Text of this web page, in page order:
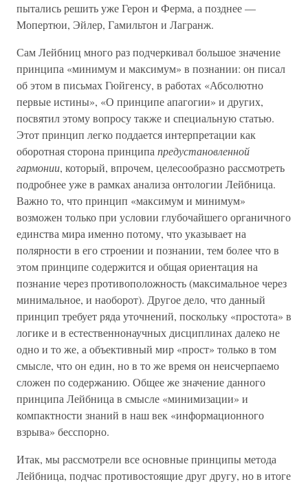
пытались решить уже Герон и Ферма, а позднее —
Мопертюи, Эйлер, Гамильтон и Лагранж.
Сам Лейбниц много раз подчеркивал большое значение
принципа «минимум и максимум» в познании: он писал
об этом в письмах Гюйгенсу, в работах «Абсолютно
первые истины», «О принципе апагогии» и других,
посвятил этому вопросу также и специальную статью.
Этот принцип легко поддается интерпретации как
оборотная сторона принципа предустановленной
гармонии, который, впрочем, целесообразно рассмотреть
подробнее уже в рамках анализа онтологии Лейбница.
Важно то, что принцип «максимум и минимум»
возможен только при условии глубочайшего органичного
единства мира именно потому, что указывает на
полярности в его строении и познании, тем более что в
этом принципе содержится и общая ориентация на
познание через противоположность (максимальное через
минимальное, и наоборот). Другое дело, что данный
принцип требует ряда уточнений, поскольку «простота» в
логике и в естественнонаучных дисциплинах далеко не
одно и то же, а объективный мир «прост» только в том
смысле, что он един, но в то же время он неисчерпаемо
сложен по содержанию. Общее же значение данного
принципа Лейбница в смысле «минимизации» и
компактности знаний в наш век «информационного
взрыва» бесспорно.
Итак, мы рассмотрели все основные принципы метода
Лейбница, подчас противостоящие друг другу, но в итоге